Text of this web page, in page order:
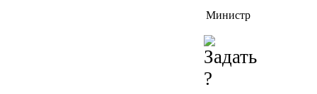
Министр